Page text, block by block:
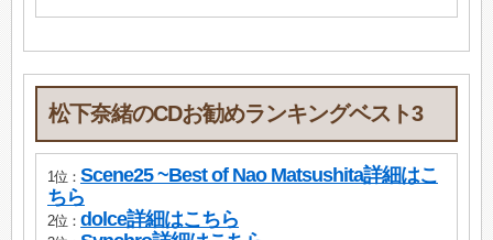
松下奈緒のCDお勧めランキングベスト3
1位： Scene25 ~Best of Nao Matsushita詳細はこ
ちら
2位： dolce詳細はこちら